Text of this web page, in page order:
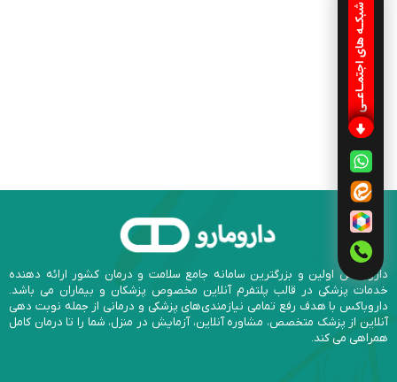
داروباکس اولین و بزرگترین سامانه جامع سلامت و درمان کشور ارائه دهنده
خدمات پزشکی در قالب پلتفرم آنلاین مخصوص پزشکان و بیماران می باشد.
داروباکس با هدف رفع تمامی نیازمندی‌های پزشکی و درمانی از جمله نوبت دهی
آنلاین از پزشک متخصص، مشاوره آنلاین، آزمایش در منزل، شما را تا درمان کامل
همراهی می کند.
شبکـه های اجتمـاعـی